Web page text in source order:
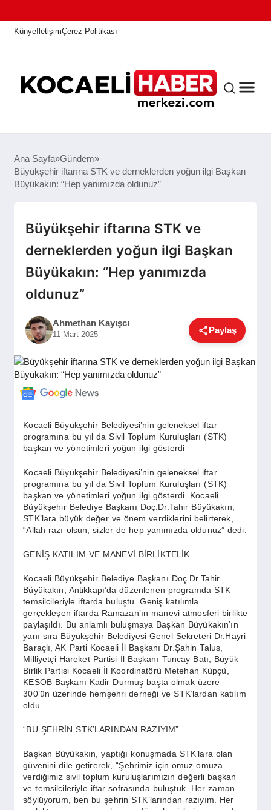
KünyeİletişimÇerez Politikası
ANASAYFA
SIYASET
EĞITIM
SAĞLIK
YAŞAM
Ana Sayfa Gündem
Büyükşehir iftarına STK ve derneklerden yoğun ilgi Başkan
Büyükakın: “Hep yanımızda oldunuz”
Büyükşehir iftarına STK ve
derneklerden yoğun ilgi Başkan
Büyükakın: “Hep yanımızda
oldunuz”
Ahmethan Kayışcı
11 Mart 2025 Paylaş
Kocaeli Büyükşehir Belediyesi’nin geleneksel iftar
programına bu yıl da Sivil Toplum Kuruluşları (STK)
başkan ve yönetimleri yoğun ilgi gösterdi
Kocaeli Büyükşehir Belediyesi’nin geleneksel iftar
programına bu yıl da Sivil Toplum Kuruluşları (STK)
başkan ve yönetimleri yoğun ilgi gösterdi. Kocaeli
Büyükşehir Belediye Başkanı Doç.Dr.Tahir Büyükakın,
STK’lara büyük değer ve önem verdiklerini belirterek,
“Allah razı olsun, sizler de hep yanımızda oldunuz” dedi.
GENİŞ KATILIM VE MANEVİ BİRLİKTELİK
Kocaeli Büyükşehir Belediye Başkanı Doç.Dr.Tahir
Büyükakın, Antikkapı’da düzenlenen programda STK
temsilcileriyle iftarda buluştu. Geniş katılımla
gerçekleşen iftarda Ramazan’ın manevi atmosferi birlikte
paylaşıldı. Bu anlamlı buluşmaya Başkan Büyükakın’ın
yanı sıra Büyükşehir Belediyesi Genel Sekreteri Dr.Hayri
Baraçlı, AK Parti Kocaeli İl Başkanı Dr.Şahin Talus,
Milliyetçi Hareket Partisi İl Başkanı Tuncay Batı, Büyük
Birlik Partisi Kocaeli İl Koordinatörü Metehan Küpçü,
KESOB Başkanı Kadir Durmuş başta olmak üzere
300’ün üzerinde hemşehri derneği ve STK’lardan katılım
oldu.
“BU ŞEHRİN STK’LARINDAN RAZIYIM”
Başkan Büyükakın, yaptığı konuşmada STK’lara olan
güvenini dile getirerek, “Şehrimiz için omuz omuza
verdiğimiz sivil toplum kuruluşlarımızın değerli başkan
ve temsilcileriyle iftar sofrasında buluştuk. Her zaman
söylüyorum, ben bu şehrin STK’larından razıyım. Her